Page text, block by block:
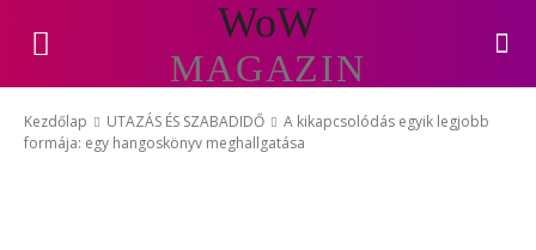
WoW
MAGAZIN
Kezdőlap UTAZÁS ÉS SZABADIDŐ
A kikapcsolódás egyik legjobb
formája: egy hangoskönyv meghallgatása